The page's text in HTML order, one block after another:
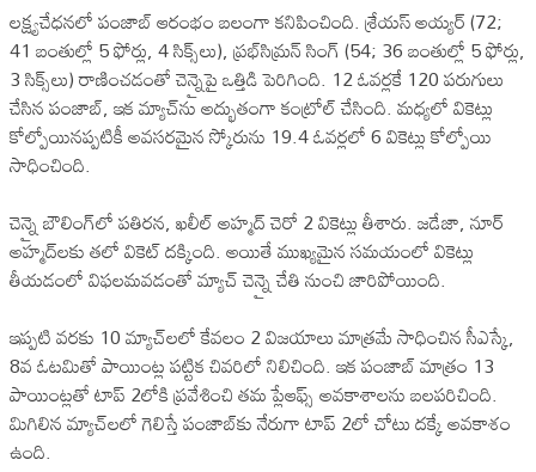
లక్ష్యచేధనలో పంజాబ్ ఆరంభం బలంగా కనిపించింది. శ్రేయస్ అయ్యర్ (72;
41 బంతుల్లో 5 ఫోర్లు, 4 సిక్స్‌లు), ప్రభ్‌సిమ్రన్ సింగ్ (54; 36 బంతుల్లో 5 ఫోర్లు,
3 సిక్స్‌లు) రాణించడంతో చెన్నైపై ఒత్తిడి పెరిగింది. 12 ఓవర్లకే 120 పరుగులు
చేసిన పంజాబ్, ఇక మ్యాచ్‌ను అద్భుతంగా కంట్రోల్ చేసింది. మధ్యలో వికెట్లు
కోల్పోయినప్పటికీ అవసరమైన స్కోరును 19.4 ఓవర్లలో 6 వికెట్లు కోల్పోయి
సాధించింది.
చెన్నై బౌలింగ్‌లో పతిరన, ఖలీల్ అహ్మద్ చెరో 2 వికెట్లు తీశారు. జడేజా, నూర్
అహ్మద్‌లకు తలో వికెట్ దక్కింది. అయితే ముఖ్యమైన సమయంలో వికెట్లు
తీయడంలో విఫలమవడంతో మ్యాచ్ చెన్నై చేతి నుంచి జారిపోయింది.
ఇప్పటి వరకు 10 మ్యాచ్‌లలో కేవలం 2 విజయాలు మాత్రమే సాధించిన సీఎస్కే,
8వ ఓటమితో పాయింట్ల పట్టిక చివరిలో నిలిచింది. ఇక పంజాబ్ మాత్రం 13
పాయింట్లతో టాప్ 2లోకి ప్రవేశించి తమ ప్లేఆఫ్స్ అవకాశాలను బలపరిచింది.
మిగిలిన మ్యాచ్‌లలో గెలిస్తే పంజాబ్‌కు నేరుగా టాప్ 2లో చోటు దక్కే అవకాశం
ఉంది.